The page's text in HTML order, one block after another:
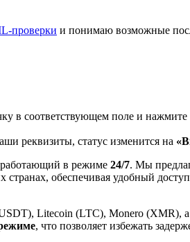
проверки и понимаю возможные
в соответствующем поле и
реквизиты, статус изменится на
в режиме 24/7. Мы
обеспечивая удобный
Litecoin (LTC), Monero (XMR),
, что позволяет избежать